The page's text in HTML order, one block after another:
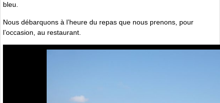
bleu.
Nous débarquons à l’heure du repas que nous prenons, pour
l’occasion, au restaurant.